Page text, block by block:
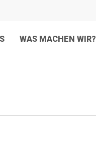
WAS MACHEN WIR?